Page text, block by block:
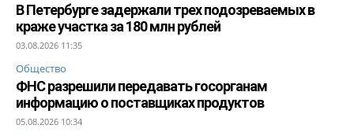
В Петербурге задержали трех подозреваемых в
краже участка за 180 млн рублей
03.08.2026 11:35
Общество
ФНС разрешили передавать госорганам
информацию о поставщиках продуктов
05.08.2026 10:34